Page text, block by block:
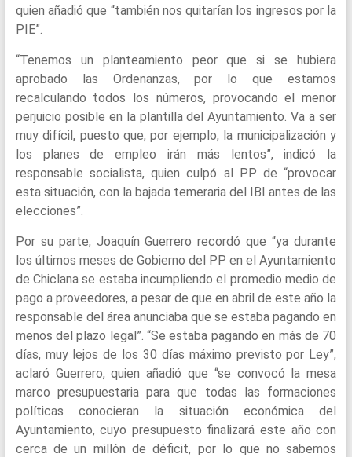
quien añadió que “también nos quitarían los ingresos por la
PIE”.
“Tenemos un planteamiento peor que si se hubiera
aprobado las Ordenanzas, por lo que estamos
recalculando todos los números, provocando el menor
perjuicio posible en la plantilla del Ayuntamiento. Va a ser
muy difícil, puesto que, por ejemplo, la municipalización y
los planes de empleo irán más lentos”, indicó la
responsable socialista, quien culpó al PP de “provocar
esta situación, con la bajada temeraria del IBI antes de las
elecciones”.
Por su parte, Joaquín Guerrero recordó que “ya durante
los últimos meses de Gobierno del PP en el Ayuntamiento
de Chiclana se estaba incumpliendo el promedio medio de
pago a proveedores, a pesar de que en abril de este año la
responsable del área anunciaba que se estaba pagando en
menos del plazo legal”. “Se estaba pagando en más de 70
días, muy lejos de los 30 días máximo previsto por Ley”,
aclaró Guerrero, quien añadió que “se convocó la mesa
marco presupuestaria para que todas las formaciones
políticas conocieran la situación económica del
Ayuntamiento, cuyo presupuesto finalizará este año con
cerca de un millón de déficit, por lo que no sabemos